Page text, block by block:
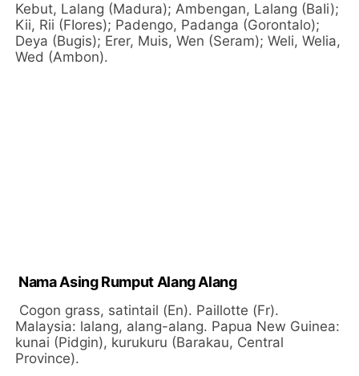
Kebut, Lalang (Madura); Ambengan, Lalang (BaIi);
Kii, Rii (FIores); Padengo, Padanga (Gorontalo);
Deya (Bugis); Erer, Muis, Wen (Seram); Weli, Welia,
Wed (Ambon).
Nama Asing Rumput Alang Alang
Cogon grass, satintail (En). Paillotte (Fr).
Malaysia: lalang, alang-alang. Papua New Guinea:
kunai (Pidgin), kurukuru (Barakau, Central
Province).